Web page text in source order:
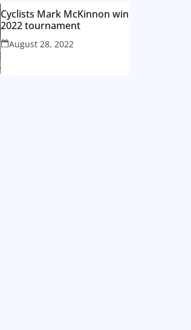
Cyclists Mark McKinnon win
2022 tournament
August 28, 2022